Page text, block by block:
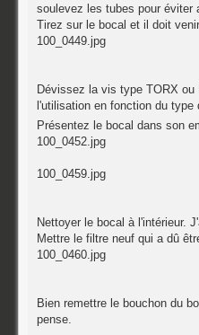
soulevez les tubes pour éviter
Tirez sur le bocal et il doit
100_0449.jpg
Dévissez la vis type TORX
l'utilisation en fonction du
Présentez le bocal dans son
100_0452.jpg
100_0459.jpg
Nettoyer le bocal à l'intérieur.
Mettre le filtre neuf qui a dû
100_0460.jpg
Bien remettre le bouchon du
pense.